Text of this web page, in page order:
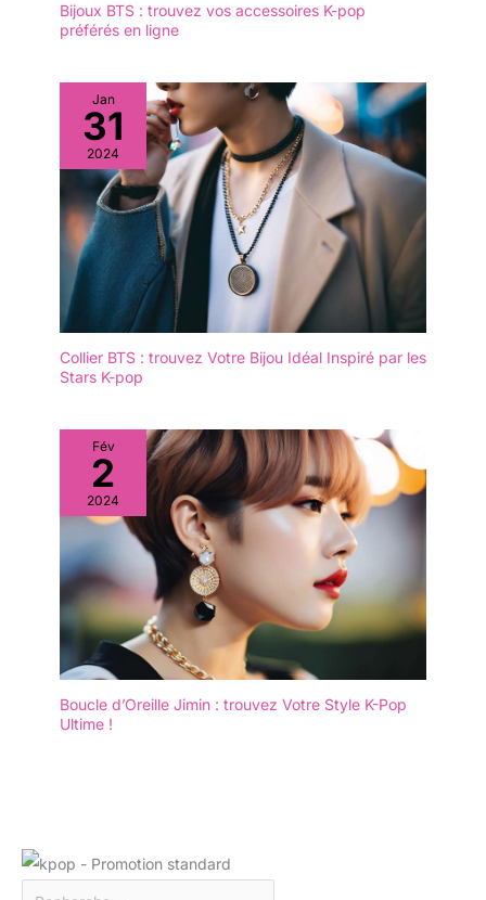
Bijoux BTS : trouvez vos accessoires K-pop
préférés en ligne
Jan
31
2024
Collier BTS : trouvez Votre Bijou Idéal Inspiré par les
Stars K-pop
Fév
2
2024
Boucle d’Oreille Jimin : trouvez Votre Style K-Pop
Ultime !